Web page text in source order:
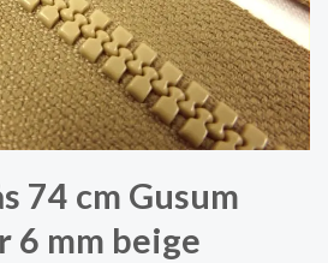
74 cm Gusum
6 mm beige